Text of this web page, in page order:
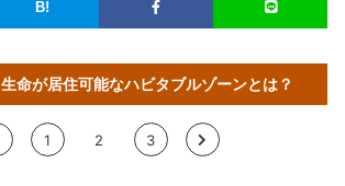
生命が居住可能なハビタブルゾーンとは？
1 2 3 >